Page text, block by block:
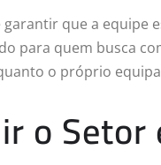
que a equipe
para quem busca
o próprio
o